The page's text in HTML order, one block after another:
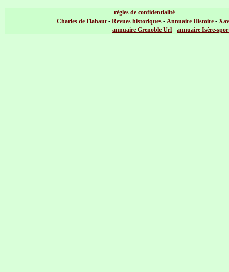
règles de confidentialité
Charles de Flahaut- Revues historiques- Annuaire Histoire-
annuaire Grenoble Url - annuaire Isère-